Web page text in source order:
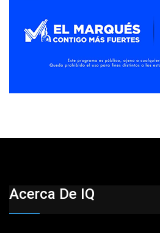
Acerca De IQ